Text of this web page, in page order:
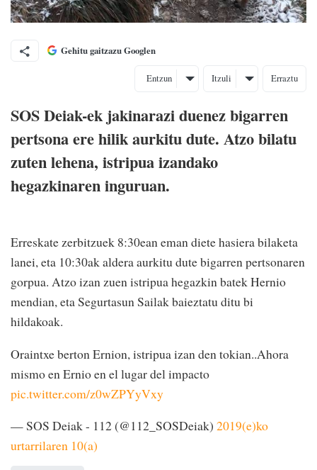
Gehitu gaitzazu Googlen
Entzun Itzuli Erraztu
SOS Deiak-ek jakinarazi duenez bigarren
pertsona ere hilik aurkitu dute. Atzo bilatu
zuten lehena, istripua izandako
hegazkinaren inguruan.
Erreskate zerbitzuek 8:30ean eman diete hasiera bilaketa
lanei, eta 10:30ak aldera aurkitu dute bigarren pertsonaren
gorpua. Atzo izan zuen istripua hegazkin batek Hernio
mendian, eta Segurtasun Sailak baieztatu ditu bi
hildakoak.
Oraintxe berton Ernion, istripua izan den tokian..Ahora
mismo en Ernio en el lugar del impacto
pic.twitter.com/z0wZPYyVxy
— SOS Deiak - 112 (@112_SOSDeiak) 2019(e)ko
urtarrilaren 10(a)